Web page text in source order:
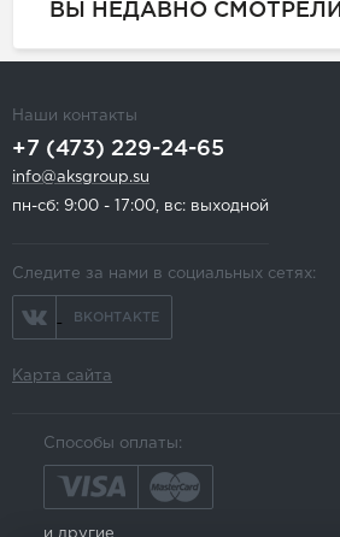
ВЫ НЕДАВНО СМОТРЕЛИ
Наши контакты
+7 (473) 229-24-65
info@aksgroup.su
пн-сб: 9:00 - 17:00, вс: выходной
Следите за нами в социальных сетях:
ВКОНТАКТЕ
Карта сайта
Способы оплаты: